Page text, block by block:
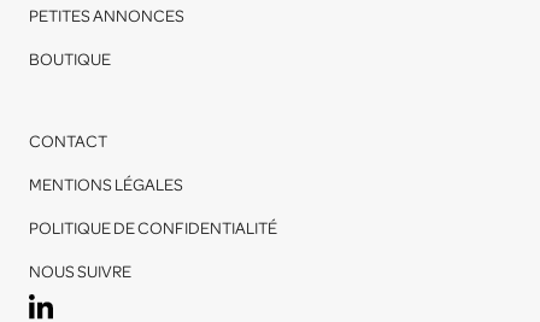
PETITES ANNONCES
BOUTIQUE
CONTACT
MENTIONS LÉGALES
POLITIQUE DE CONFIDENTIALITÉ
NOUS SUIVRE